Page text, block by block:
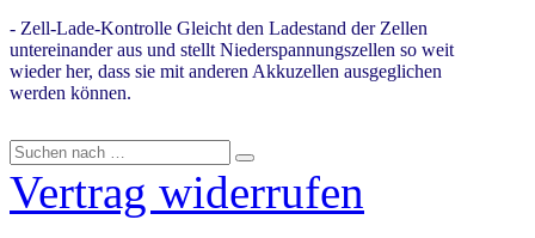
- Zell-Lade-Kontrolle Gleicht den Ladestand der Zellen
untereinander aus und stellt Niederspannungszellen so weit
wieder her, dass sie mit anderen Akkuzellen ausgeglichen
werden können.
Vertrag widerrufen